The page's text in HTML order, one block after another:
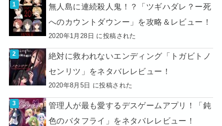
無人島に連続殺人鬼！？「ツギハダレ？ー死
へのカウントダウンー」を攻略＆レビュー！
2020年1月28日 に投稿された
絶対に救われないエンディング「トガビトノ
センリツ」をネタバレレビュー！
2020年8月5日 に投稿された
管理人が最も愛するデスゲームアプリ！「鈍
色のバタフライ」をネタバレレビュー！